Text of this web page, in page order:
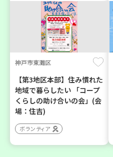
神戸市東灘区
【第3地区本部】住み慣れた
地域で暮らしたい 「コープ
くらしの助け合いの会」(会
場：住吉)
ボランティア